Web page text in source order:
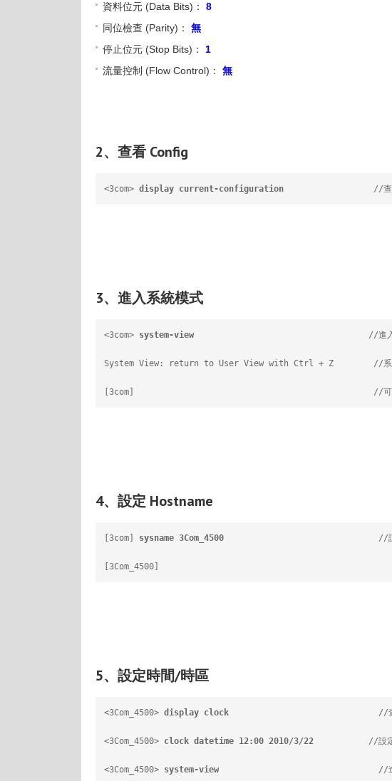
資料位元 (Data Bits)： 8
同位檢查 (Parity)： 無
停止位元 (Stop Bits)： 1
流量控制 (Flow Control)： 無
2、查看 Config
<3com> display current-configuration //查看目前
3、進入系統模式
<3com> system-view //進入特權
System View: return to User View with Ctrl + Z        //系統
[3com]                                                //可發現
4、設定 Hostname
[3com] sysname 3Com_4500 //設定
[3Com_4500]
5、設定時間/時區
<3Com_4500> display clock //查看目前系
<3Com_4500> clock datetime 12:00 2010/3/22 //設定系
<3Com_4500> system-view //進入特權